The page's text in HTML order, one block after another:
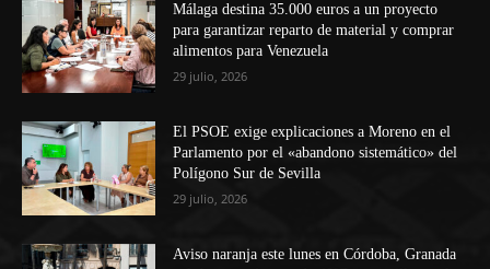
Málaga destina 35.000 euros a un proyecto
para garantizar reparto de material y comprar
alimentos para Venezuela
29 julio, 2026
El PSOE exige explicaciones a Moreno en el
Parlamento por el «abandono sistemático» del
Polígono Sur de Sevilla
29 julio, 2026
Aviso naranja este lunes en Córdoba, Granada